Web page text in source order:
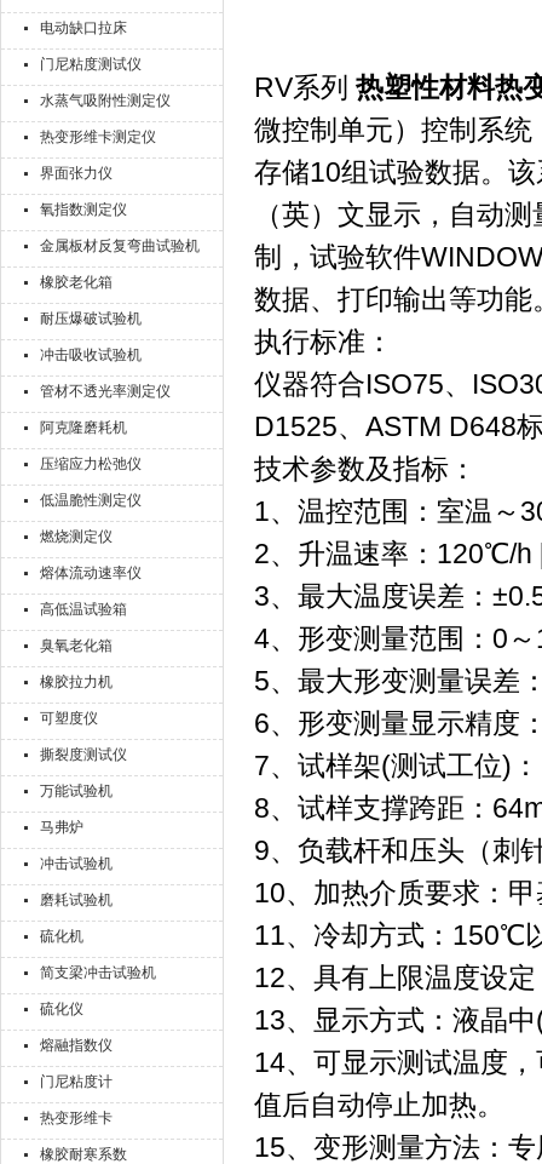
电动缺口拉床
门尼粘度测试仪
水蒸气吸附性测定仪
热变形维卡测定仪
界面张力仪
氧指数测定仪
金属板材反复弯曲试验机
橡胶老化箱
耐压爆破试验机
冲击吸收试验机
管材不透光率测定仪
阿克隆磨耗机
压缩应力松弛仪
低温脆性测定仪
燃烧测定仪
熔体流动速率仪
高低温试验箱
臭氧老化箱
橡胶拉力机
可塑度仪
撕裂度测试仪
万能试验机
马弗炉
冲击试验机
磨耗试验机
硫化机
简支梁冲击试验机
硫化仪
熔融指数仪
门尼粘度计
热变形维卡
橡胶耐寒系数
RV系列 热塑性材料热
微控制单元）控制系
存储10组试验数据。
（英）文显示，自动
制，试验软件
数据、打印输出等功能
执行标准：
仪器符合ISO75、
D1525、ASTM D648
技术参数及指标：
1、温控范围：室温～
2、升温速率：120℃/
3、最大温度误差：
4、形变测量范围：0
5、最大形变测量误差
6、形变测量显示精度
7、试样架(测试工位)
8、试样支撑跨距：
9、负载杆和压头（刺
10、加热介质要求：
11、冷却方式：150℃
12、具有上限温度设
13、显示方式：液晶
14、可显示测试温度
值后自动停止加热。
15、变形测量方法：